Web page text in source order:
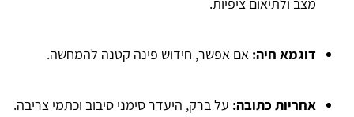
מצב ולתיאום ציפיות.
דוגמא חיה: אם אפשר, חידוש פינה קטנה להמחשה.
אחריות כתובה: על ברק, היעדר סימני סיבוב וכתמי צריבה.